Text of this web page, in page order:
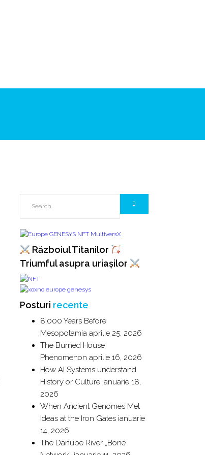
Războiul Titanilor
Triumful asupra uriașilor
Posturi recente
8,000 Years Before
Mesopotamia aprilie 25, 2026
The Burned House
Phenomenon aprilie 16, 2026
How AI Systems understand
History or Culture ianuarie 18,
2026
When Ancient Genomes Met
Ideas at the Iron Gates ianuarie
14, 2026
The Danube River „Bone